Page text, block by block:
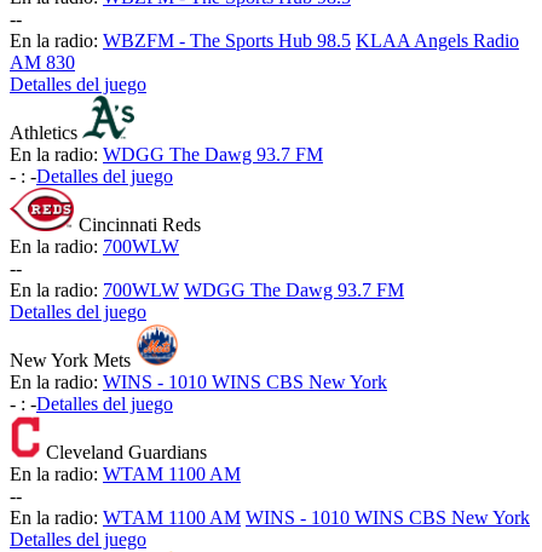
--
En la radio: WBZFM - The Sports Hub 98.5 KLAA Angels Radio
AM 830
Detalles del juego
Athletics
En la radio: WDGG The Dawg 93.7 FM
- : -Detalles del juego
Cincinnati Reds
En la radio: 700WLW
--
En la radio: 700WLW WDGG The Dawg 93.7 FM
Detalles del juego
New York Mets
En la radio: WINS - 1010 WINS CBS New York
- : -Detalles del juego
Cleveland Guardians
En la radio: WTAM 1100 AM
--
En la radio: WTAM 1100 AM WINS - 1010 WINS CBS New York
Detalles del juego